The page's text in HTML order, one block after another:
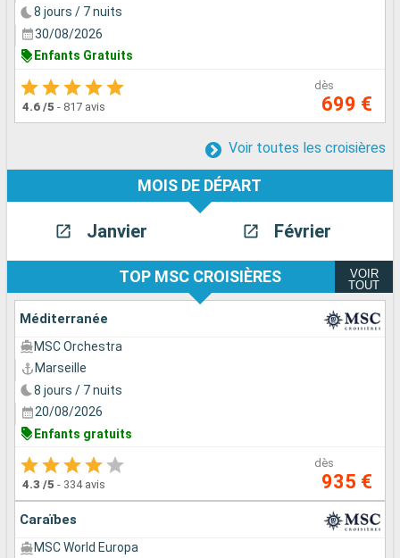
8 jours / 7 nuits
30/08/2026
Enfants Gratuits
4.6 /5 - 817 avis
dès
699 €
Voir toutes les croisières
MOIS DE DÉPART
Janvier Février
TOP MSC CROISIÈRES
VOIR
TOUT
Méditerranée
MSC Orchestra
Marseille
8 jours / 7 nuits
20/08/2026
Enfants gratuits
4.3 /5 - 334 avis
dès
935 €
Caraïbes
MSC World Europa